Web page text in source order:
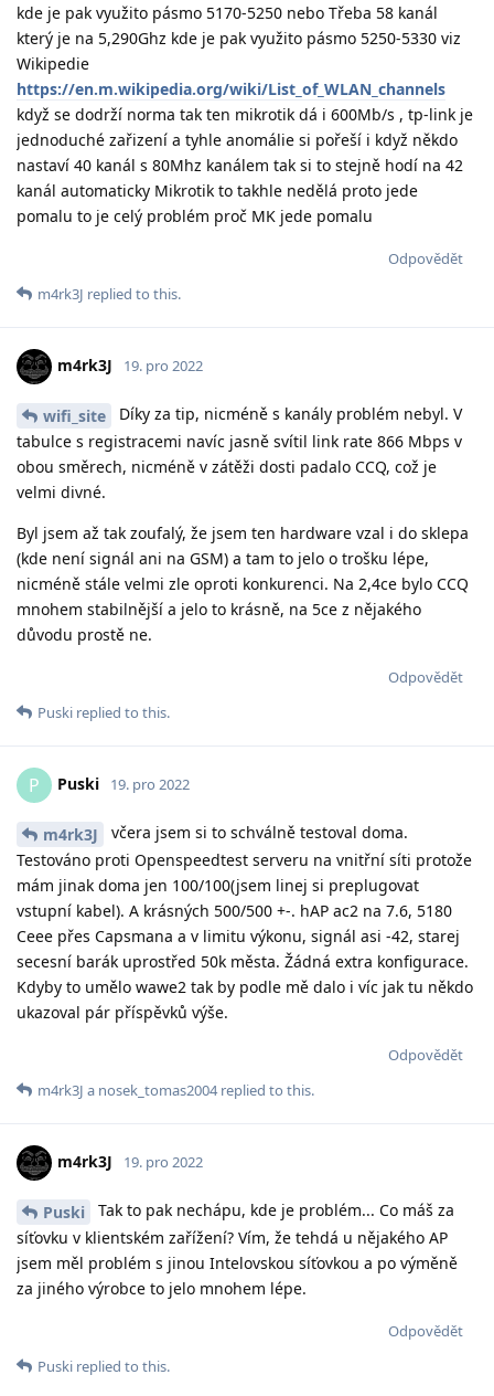
kde je pak využito pásmo 5170-5250 nebo Třeba 58 kanál
který je na 5,290Ghz kde je pak využito pásmo 5250-5330 viz
Wikipedie
https://en.m.wikipedia.org/wiki/List_of_WLAN_channels
když se dodrží norma tak ten mikrotik dá i 600Mb/s , tp-link je
jednoduché zařizení a tyhle anomálie si pořeší i když někdo
nastaví 40 kanál s 80Mhz kanálem tak si to stejně hodí na 42
kanál automaticky Mikrotik to takhle nedělá proto jede
pomalu to je celý problém proč MK jede pomalu
Odpovědět
m4rk3J replied to this.
m4rk3J 19. pro 2022
wifi_site
Díky za tip, nicméně s kanály problém nebyl. V
tabulce s registracemi navíc jasně svítil link rate 866 Mbps v
obou směrech, nicméně v zátěži dosti padalo CCQ, což je
velmi divné.
Byl jsem až tak zoufalý, že jsem ten hardware vzal i do sklepa
(kde není signál ani na GSM) a tam to jelo o trošku lépe,
nicméně stále velmi zle oproti konkurenci. Na 2,4ce bylo CCQ
mnohem stabilnější a jelo to krásně, na 5ce z nějakého
důvodu prostě ne.
Odpovědět
Puski replied to this.
P Puski 19. pro 2022
m4rk3J
včera jsem si to schválně testoval doma.
Testováno proti Openspeedtest serveru na vnitřní síti protože
mám jinak doma jen 100/100(jsem linej si preplugovat
vstupní kabel). A krásných 500/500 +-. hAP ac2 na 7.6, 5180
Ceee přes Capsmana a v limitu výkonu, signál asi -42, starej
secesní barák uprostřed 50k města. Žádná extra konfigurace.
Kdyby to umělo wawe2 tak by podle mě dalo i víc jak tu někdo
ukazoval pár příspěvků výše.
Odpovědět
m4rk3J a nosek_tomas2004replied to this.
m4rk3J 19. pro 2022
Puski
Tak to pak nechápu, kde je problém... Co máš za
síťovku v klientském zařížení? Vím, že tehdá u nějakého AP
jsem měl problém s jinou Intelovskou síťovkou a po výměně
za jiného výrobce to jelo mnohem lépe.
Odpovědět
Puski replied to this.